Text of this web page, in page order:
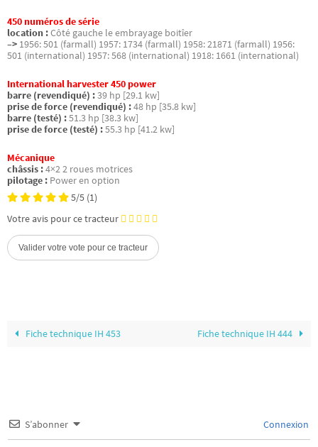
450 numéros de série
location :Côté gauche le embrayage boitîer
–> 1956: 501 (farmall) 1957: 1734 (farmall) 1958: 21871 (farmall) 1956:
501 (international) 1957: 568 (international) 1918: 1661 (international)
International harvester 450 power
barre (revendiqué) :39 hp [29.1 kw]
prise de force (revendiqué) :48 hp [35.8 kw]
barre (testé) :51.3 hp [38.3 kw]
prise de force (testé) :55.3 hp [41.2 kw]
Mécanique
châssis :4×2 2 roues motrices
pilotage : Power en option
5/5 (1)
Votre avis pour ce tracteur
Fiche technique IH 453 Fiche technique IH 444
S’abonner Connexion